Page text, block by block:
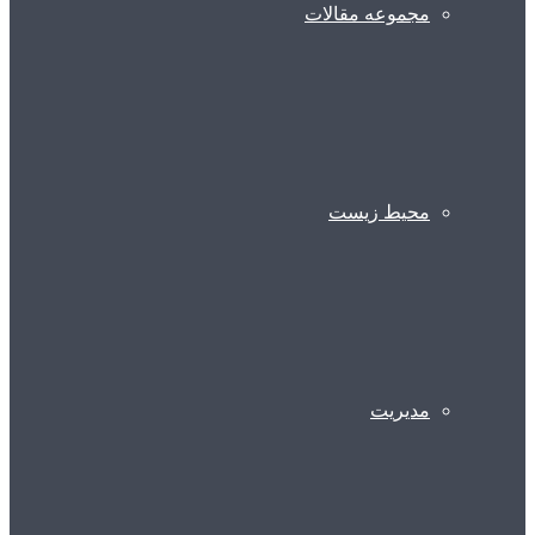
مجموعه مقالات
محیط زیست
مدیریت